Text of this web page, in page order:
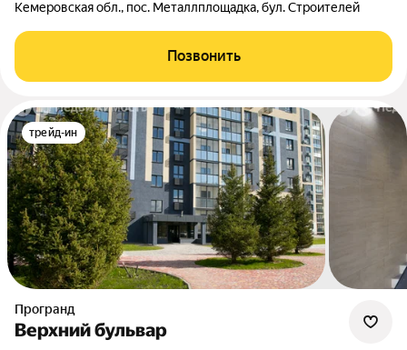
Кемеровская обл., пос. Металлплощадка, бул. Строителей
Позвонить
трейд-ин
Програнд
Верхний бульвар